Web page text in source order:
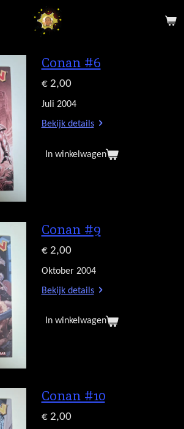
Conan #6
€ 2,00
Juli 2004
Bekijk details
In winkelwagen
Conan #9
€ 2,00
Oktober 2004
Bekijk details
In winkelwagen
Conan #10
€ 2,00